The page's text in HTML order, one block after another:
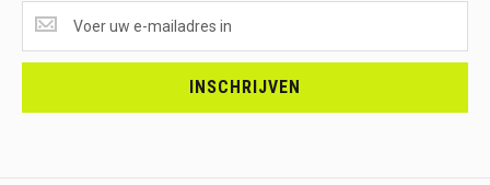
ONTVANGEN?
<br>SCHRIJF
INSCHRIJVEN